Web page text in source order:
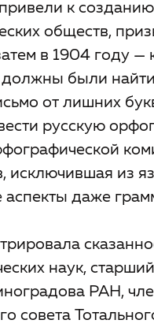
к
обществ,
в 1904 году
были
от лишних
русскую
исключившая из
аспекты даже
наук,
РАН,
совета